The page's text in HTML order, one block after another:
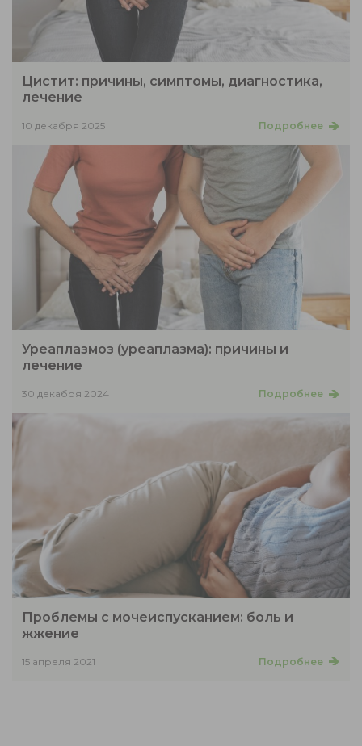
Цистит: причины, симптомы, диагностика,
лечение
10 декабря 2025 Подробнее
Уреаплазмоз (уреаплазма): причины и
лечение
30 декабря 2024 Подробнее
Проблемы с мочеиспусканием: боль и
жжение
15 апреля 2021 Подробнее